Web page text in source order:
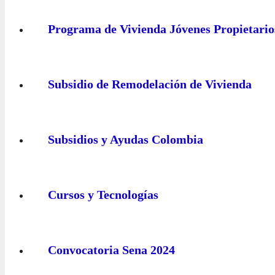
Programa de Vivienda Jóvenes
Subsidio de Remodelación de Vivienda
Subsidios y Ayudas Colombia
Cursos y Tecnologías
Convocatoria Sena 2024